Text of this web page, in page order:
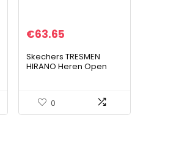
€63.65
Skechers TRESMEN
HIRANO Heren Open
0